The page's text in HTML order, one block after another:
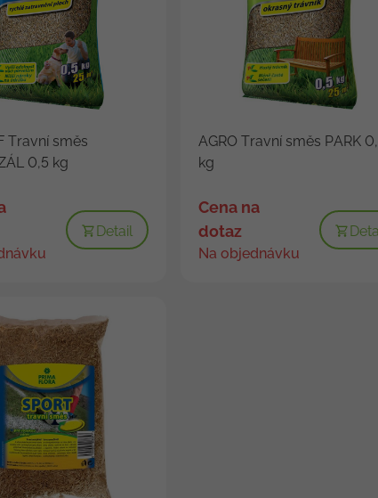
Travní směs
0,5 kg
Detail
AGRO Travní směs PARK
kg
Cena na
dotaz
Na objednávku